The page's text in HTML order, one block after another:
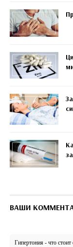
ВАШИ
Гипертония - что стоит